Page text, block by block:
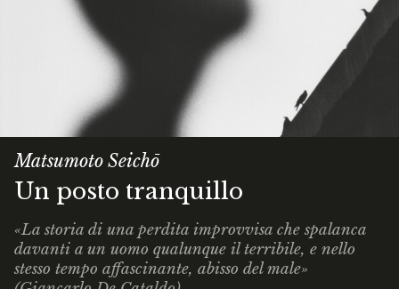
Matsumoto Seichō
Un posto tranquillo
«La storia di una perdita improvvisa che spalanca
davanti a un uomo qualunque il terribile, e nello
stesso tempo affascinante, abisso del male»